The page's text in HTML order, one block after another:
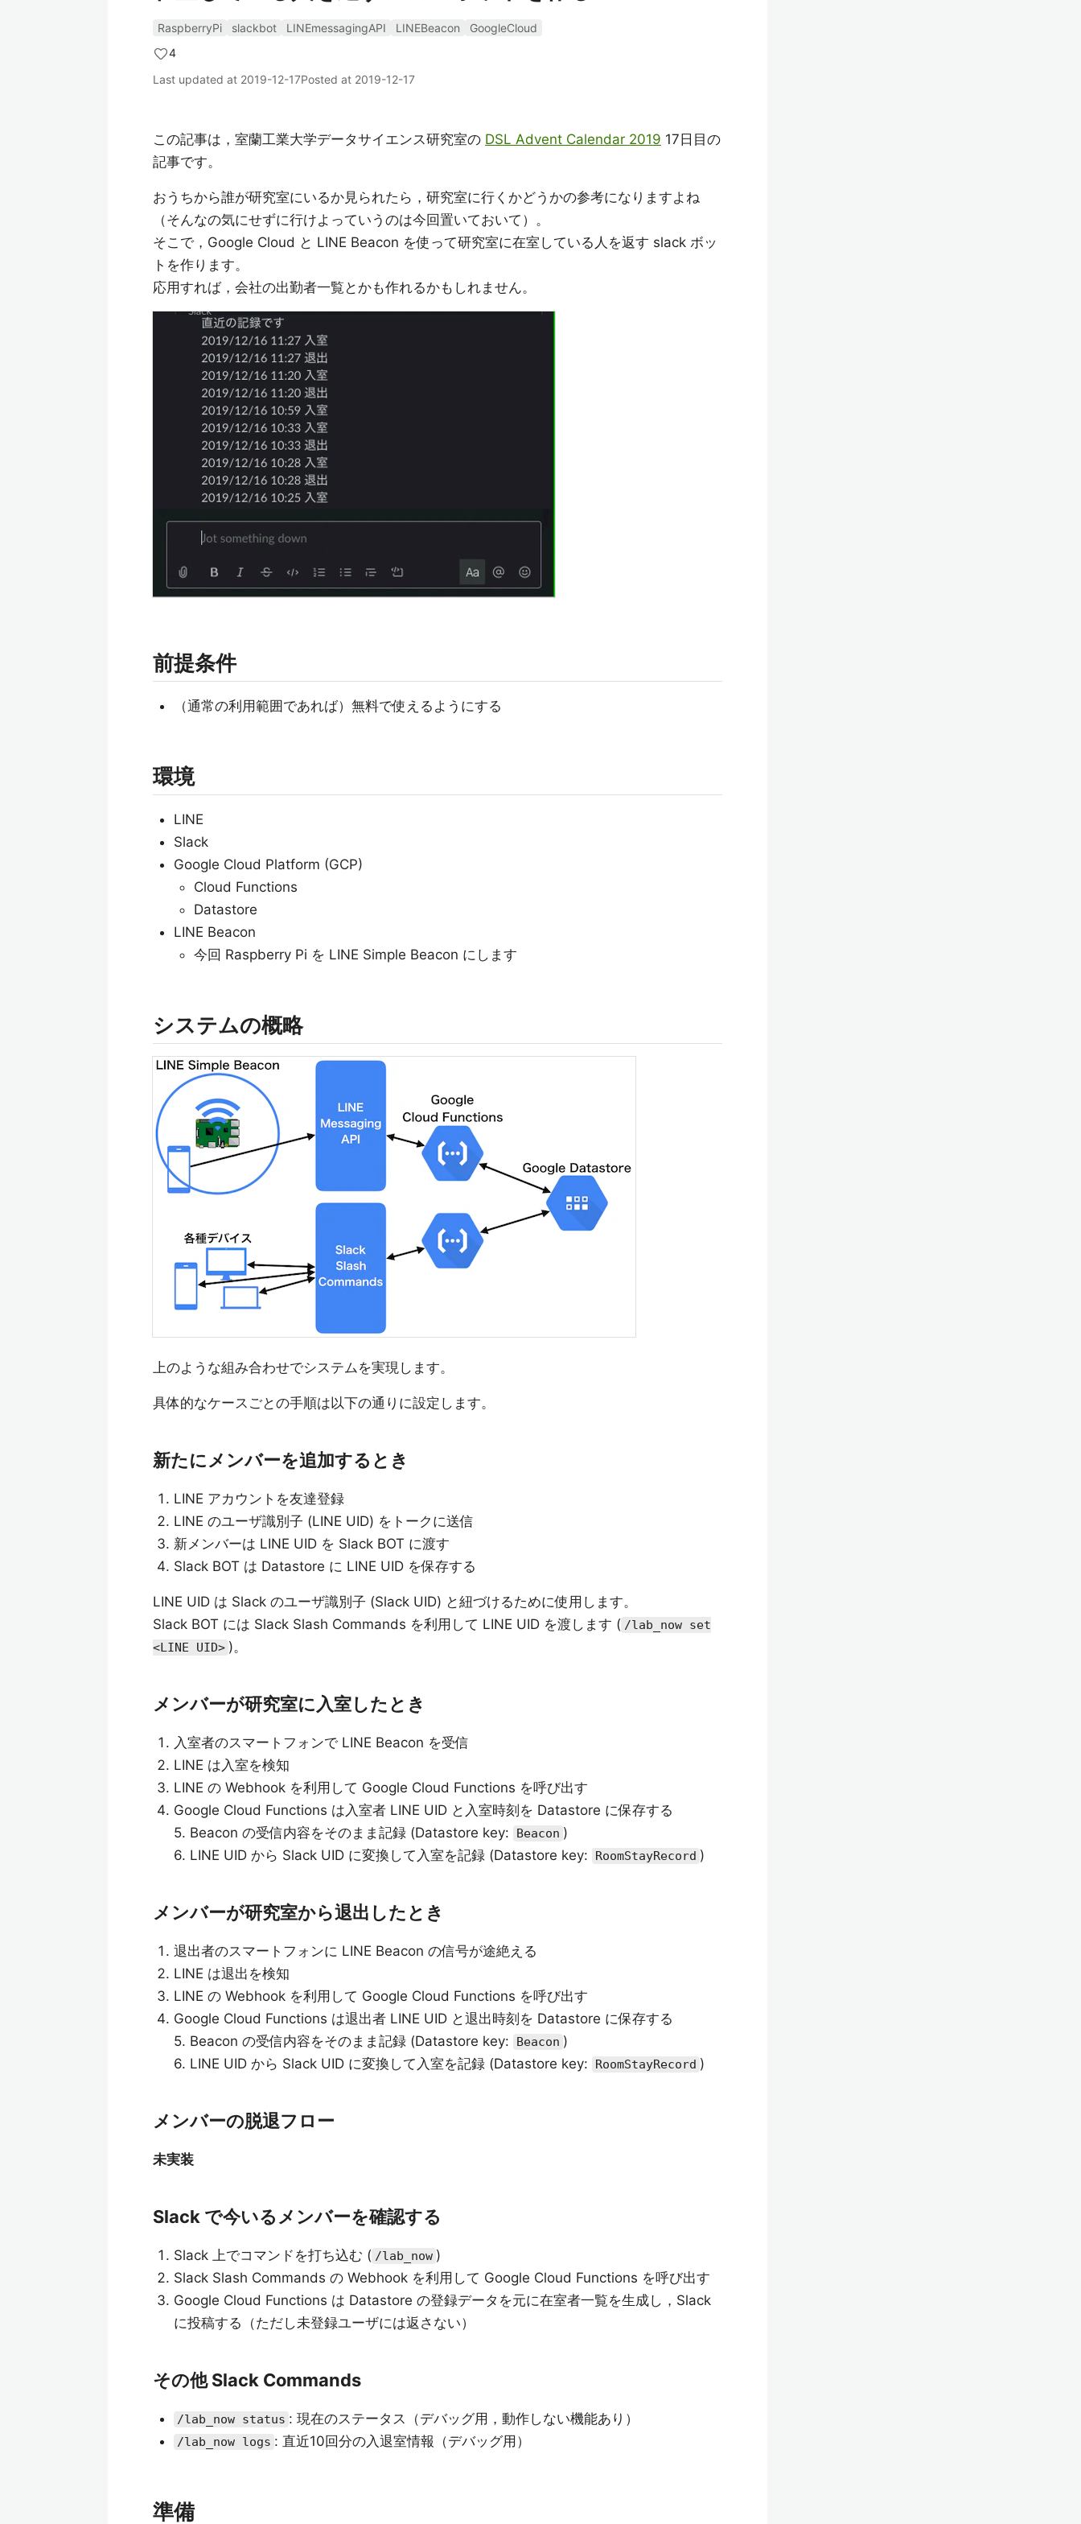
RaspberryPi slackbot LINEmessagingAPI LINEBeacon
GoogleCloud
4
Last updated at 2019-12-17Posted at 2019-12-17
この記事は，室蘭工業大学データサイエンス研究室の DSL Advent Calendar 2019 17日目の
記事です。
おうちから誰が研究室にいるか見られたら，研究室に行くかどうかの参考になりますよね
（そんなの気にせずに行けよっていうのは今回置いておいて）。
そこで，Google Cloud と LINE Beacon を使って研究室に在室している人を返す slack ボッ
トを作ります。
応用すれば，会社の出勤者一覧とかも作れるかもしれません。
前提条件
（通常の利用範囲であれば）無料で使えるようにする
環境
LINE
Slack
Google Cloud Platform (GCP)
Cloud Functions
Datastore
LINE Beacon
今回 Raspberry Pi を LINE Simple Beacon にします
システムの概略
上のような組み合わせでシステムを実現します。
具体的なケースごとの手順は以下の通りに設定します。
新たにメンバーを追加するとき
LINE アカウントを友達登録
LINE のユーザ識別子 (LINE UID) をトークに送信
新メンバーは LINE UID を Slack BOT に渡す
Slack BOT は Datastore に LINE UID を保存する
LINE UID は Slack のユーザ識別子 (Slack UID) と紐づけるために使用します。
Slack BOT には Slack Slash Commands を利用して LINE UID を渡します ( /lab_now set
<LINE UID> )。
メンバーが研究室に入室したとき
入室者のスマートフォンで LINE Beacon を受信
LINE は入室を検知
LINE の Webhook を利用して Google Cloud Functions を呼び出す
Google Cloud Functions は入室者 LINE UID と入室時刻を Datastore に保存する
5. Beacon の受信内容をそのまま記録 (Datastore key:
Beacon )
6. LINE UID から Slack UID に変換して入室を記録 (Datastore key:
RoomStayRecord )
メンバーが研究室から退出したとき
退出者のスマートフォンに LINE Beacon の信号が途絶える
LINE は退出を検知
LINE の Webhook を利用して Google Cloud Functions を呼び出す
Google Cloud Functions は退出者 LINE UID と退出時刻を Datastore に保存する
5. Beacon の受信内容をそのまま記録 (Datastore key:
Beacon )
6. LINE UID から Slack UID に変換して入室を記録 (Datastore key:
RoomStayRecord )
メンバーの脱退フロー
未実装
Slack で今いるメンバーを確認する
Slack 上でコマンドを打ち込む ( /lab_now )
Slack Slash Commands の Webhook を利用して Google Cloud Functions を呼び出す
Google Cloud Functions は Datastore の登録データを元に在室者一覧を生成し，Slack
に投稿する（ただし未登録ユーザには返さない）
その他 Slack Commands
/lab_now status : 現在のステータス（デバッグ用，動作しない機能あり）
/lab_now logs : 直近10回分の入退室情報（デバッグ用）
準備